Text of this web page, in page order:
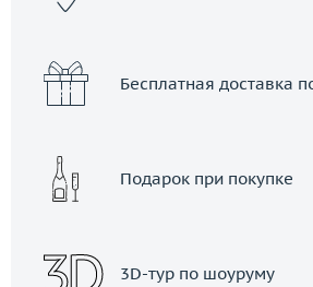
Бесплатная доставка
Подарок при покупке
3D-тур по шоуруму